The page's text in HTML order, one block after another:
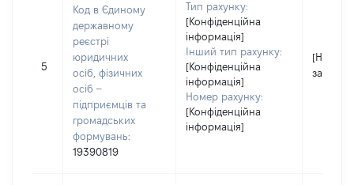
5
Код в Єдиному
державному
реєстрі
юридичних
осіб, фізичних
осіб –
підприємців та
громадських
формувань:
19390819
Тип рахунку:
[Конфіденційна
інформація]
Інший тип рахунку:
[Конфіденційна
інформація]
Номер рахунку:
[Конфіденційна
інформація]
[Не